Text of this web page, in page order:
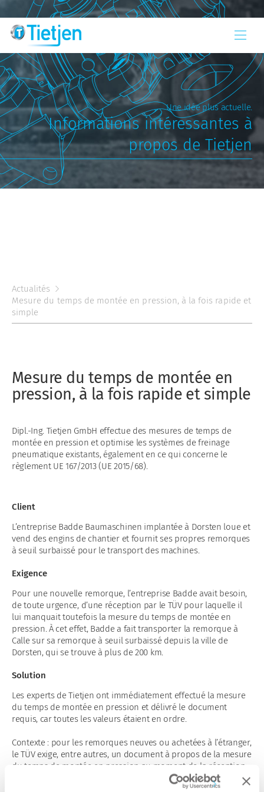
Une idée plus actuelle.
Informations intéressantes à
propos de Tietjen
Actualités
Mesure du temps de montée en pression, à la fois rapide et
simple
Mesure du temps de montée en
pression, à la fois rapide et simple
Dipl.-Ing. Tietjen GmbH effectue des mesures de temps de
montée en pression et optimise les systèmes de freinage
pneumatique existants, également en ce qui concerne le
règlement UE 167/2013 (UE 2015/68).
Client
L’entreprise Badde Baumaschinen implantée à Dorsten loue et
vend des engins de chantier et fournit ses propres remorques
à seuil surbaissé pour le transport des machines.
Exigence
Pour une nouvelle remorque, l’entreprise Badde avait besoin,
de toute urgence, d’une réception par le TÜV pour laquelle il
lui manquait toutefois la mesure du temps de montée en
pression. À cet effet, Badde a fait transporter la remorque à
Calle sur sa remorque à seuil surbaissé depuis la ville de
Dorsten, qui se trouve à plus de 200 km.
Solution
Les experts de Tietjen ont immédiatement effectué la mesure
du temps de montée en pression et délivré le document
requis, car toutes les valeurs étaient en ordre.
Contexte : pour les remorques neuves ou achetées à l’étranger,
le TÜV exige, entre autres, un document à propos de la mesure
du temps de montée en pression au moment de la réception,
que Tietjen effectue sur site chez le client ou dans ses propres
locaux. La mesure du temps de montée en pression renseigne